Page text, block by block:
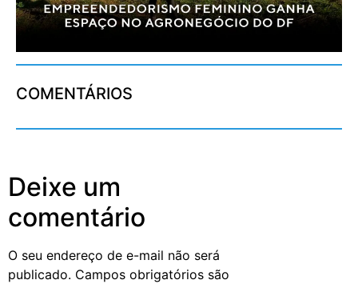
COMENTÁRIOS
Deixe um
comentário
O seu endereço de e-mail não será
publicado. Campos obrigatórios são